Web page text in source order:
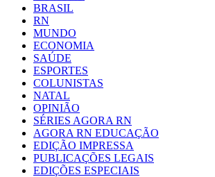
BRASIL
RN
MUNDO
ECONOMIA
SAÚDE
ESPORTES
COLUNISTAS
NATAL
OPINIÃO
SÉRIES AGORA RN
AGORA RN EDUCAÇÃO
EDIÇÃO IMPRESSA
PUBLICAÇÕES LEGAIS
EDIÇÕES ESPECIAIS